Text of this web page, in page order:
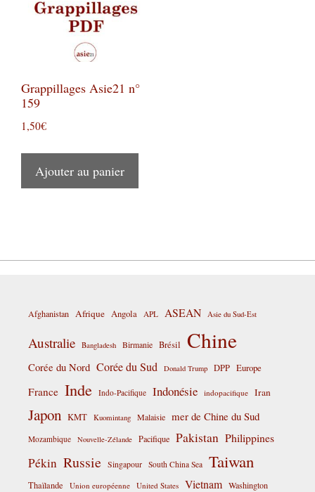
Grappillages Asie21 n°
159
1,50€
Ajouter au panier
Afghanistan Afrique Angola APL ASEAN Asie du Sud-Est
Australie Bangladesh Birmanie Brésil Chine
Corée du Nord Corée du Sud Donald Trump DPP Europe
France Inde Indo-Pacifique Indonésie indopacifique Iran
Japon KMT Kuomintang Malaisie mer de Chine du Sud
Mozambique Nouvelle-Zélande Pacifique Pakistan Philippines
Pékin Russie Singapour South China Sea Taiwan
Thaïlande Union européenne United States Vietnam Washington